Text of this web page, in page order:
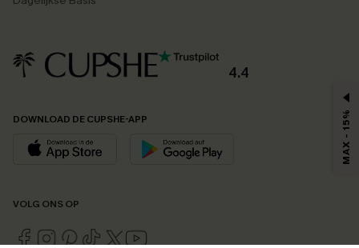
4.4
DOWNLOAD DE CUPSHE-APP
VOLG ONS OP
MAX - 15%